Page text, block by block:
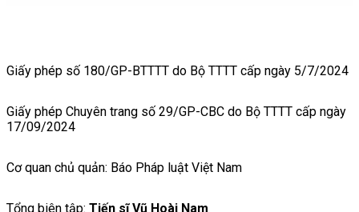
Giấy phép số 180/GP-BTTTT do Bộ TTTT cấp ngày 5/7/2024
Giấy phép Chuyên trang số 29/GP-CBC do Bộ TTTT cấp ngày
17/09/2024
Cơ quan chủ quản: Báo Pháp luật Việt Nam
Tổng biên tập: Tiến sĩ Vũ Hoài Nam